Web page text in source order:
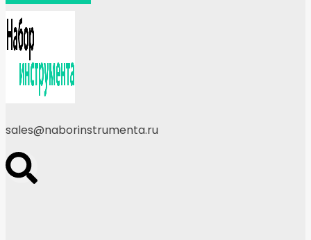
sales@naborinstrumenta.ru